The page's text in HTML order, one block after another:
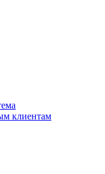
клиентам